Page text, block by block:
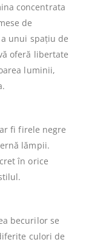
concentrata
de
unui spațiu de
oferă libertate
luminii,
fi firele negre
lămpii.
în orice
becurilor se
culori de